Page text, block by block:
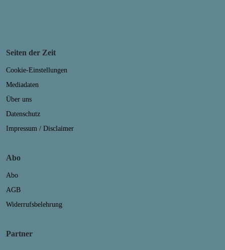
Seiten der Zeit
Cookie-Einstellungen
Mediadaten
Über uns
Datenschutz
Impressum / Disclaimer
Abo
Abo
AGB
Widerrufsbelehrung
Partner